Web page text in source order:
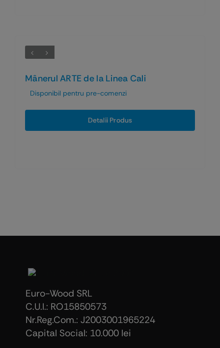
Mânerul ARTE de la Linea Cali
Disponibil pentru pre-comenzi
Detalii Produs
Euro-Wood SRL
C.U.I.: RO15850573
Nr.Reg.Com.: J2003001965224
Capital Social: 10.000 lei